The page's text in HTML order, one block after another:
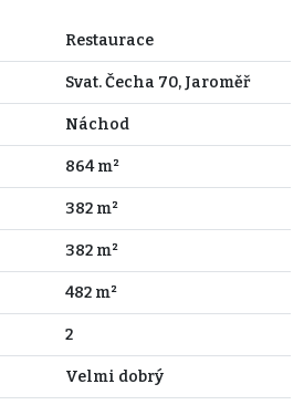
Restaurace
Svat. Čecha 70, Jaroměř
Náchod
864 m²
382 m²
382 m²
482 m²
2
Velmi dobrý